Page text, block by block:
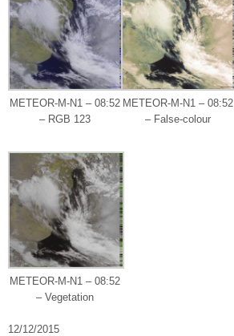
METEOR-M-N1 – 08:52
– RGB 123
METEOR-M-N1 – 08:52
– False-colour
METEOR-M-N1 – 08:52
– Vegetation
12/12/2015